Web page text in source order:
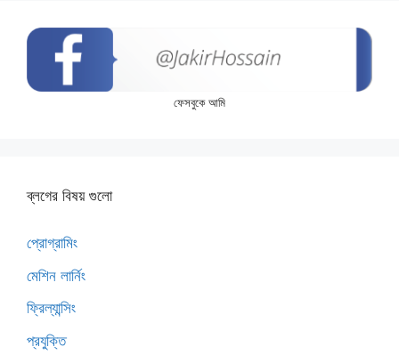
ফেসবুকে আমি
ব্লগের বিষয় গুলো
প্রোগ্রামিং
মেশিন লার্নিং
ফ্রিল্যান্সিং
প্রযুক্তি